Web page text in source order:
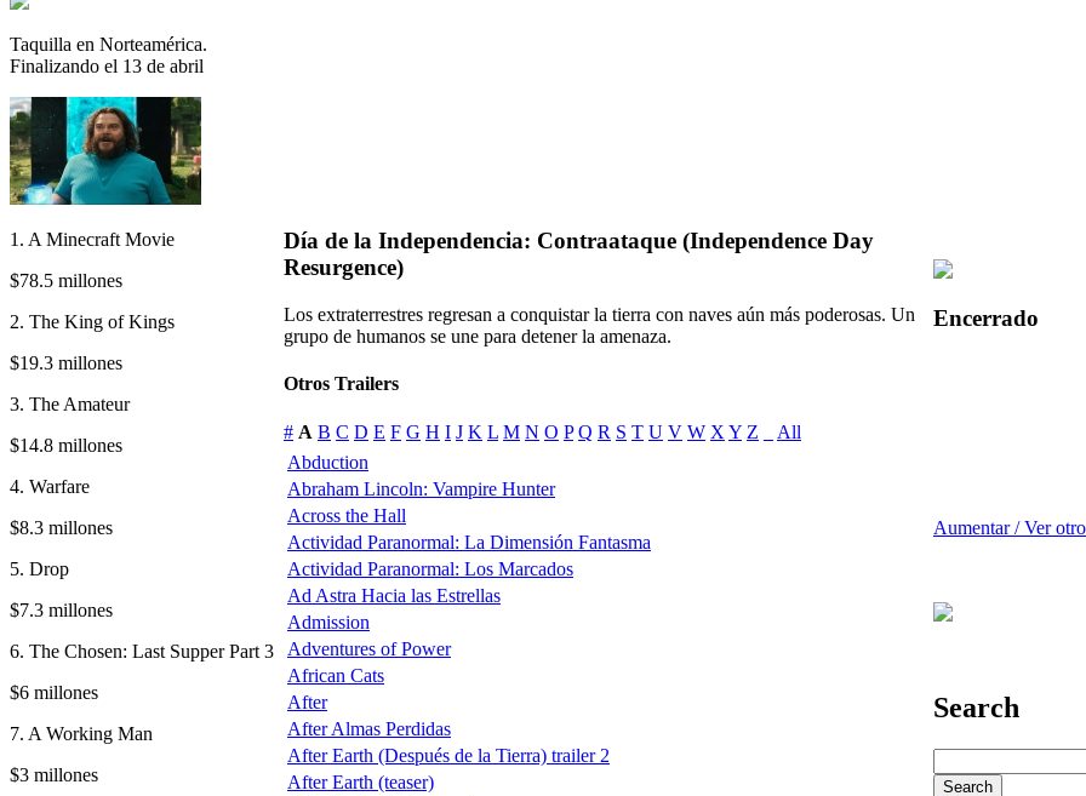
Taquilla en Norteamérica.
Finalizando el 13 de abril
1. A Minecraft Movie
$78.5 millones
2. The King of Kings
$19.3 millones
3. The Amateur
$14.8 millones
4. Warfare
$8.3 millones
5. Drop
$7.3 millones
6. The Chosen: Last Supper Part 3
$6 millones
7. A Working Man
$3 millones
Día de la Independencia: Contraataque (Independence Day
Resurgence)
Los extraterrestres regresan a conquistar la tierra con naves aún más poderosas. Un
grupo de humanos se une para detener la amenaza.
Otros Trailers
# A B C D E F G H I J K L M N O P Q R S T U V W X Y Z
All
Abduction
Abraham Lincoln: Vampire Hunter
Across the Hall
Actividad Paranormal: La Dimensión Fantasma
Actividad Paranormal: Los Marcados
Ad Astra Hacia las Estrellas
Admission
Adventures of Power
African Cats
After
After Almas Perdidas
After Earth (Después de la Tierra) trailer 2
After Earth (teaser)
Encerrado
Aumentar / Ver
Search